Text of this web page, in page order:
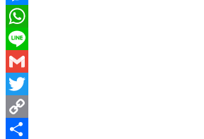
Messenger
WhatsApp
Line
Gmail
Twitter
Copy